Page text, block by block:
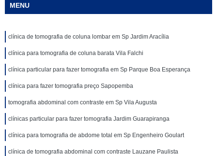
MENU
clínica de tomografia de coluna lombar em Sp Jardim Aracília
clínica para tomografia de coluna barata Vila Falchi
clínica particular para fazer tomografia em Sp Parque Boa Esperança
clínica para fazer tomografia preço Sapopemba
tomografia abdominal com contraste em Sp Vila Augusta
clínicas particular para fazer tomografia Jardim Guarapiranga
clínica para tomografia de abdome total em Sp Engenheiro Goulart
clínica de tomografia abdominal com contraste Lauzane Paulista